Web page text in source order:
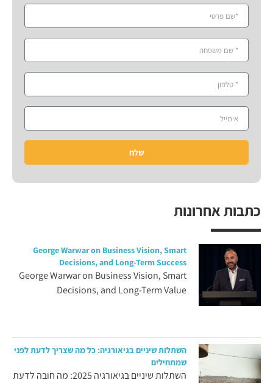
כתבות אחרונות
George Warwar on Business Vision, Smart
Decisions, and Long-Term Success
George Warwar on Business Vision, Smart
Decisions, and Long-Term Value
השתלות שיניים בגיאורגיה: כל מה שצריך לדעת לפני
שמתחילים
השתלות שיניים בגיאורגיה 2025: מה חובה לדעת
שלח